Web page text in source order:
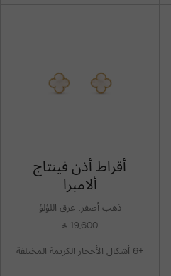
أقراط أذن فينتاج
ألامبرا
ذهب أصفر, عرق اللؤلؤ
19,600
⃁
+6 أشكال الأحجار الكريمة المختلفة